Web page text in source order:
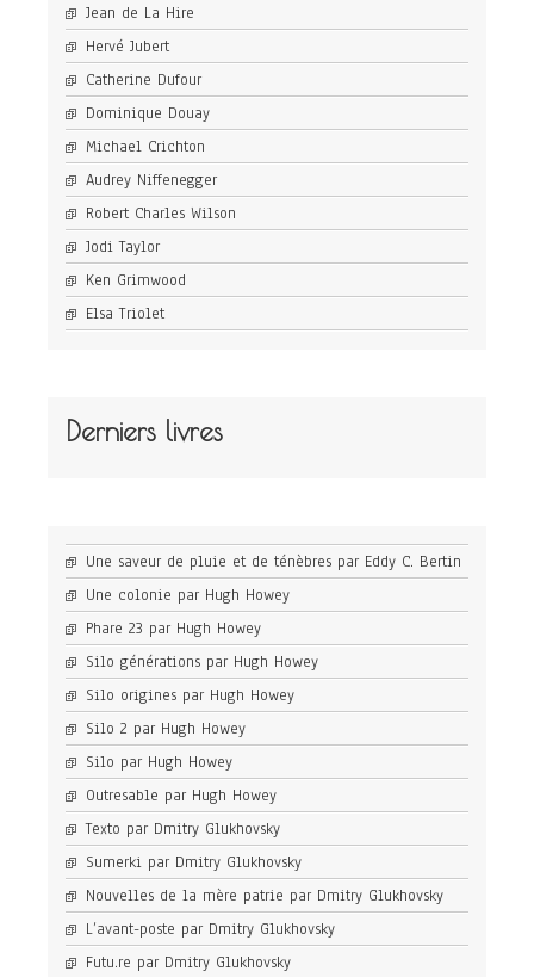
Jean de La Hire
Hervé Jubert
Catherine Dufour
Dominique Douay
Michael Crichton
Audrey Niffenegger
Robert Charles Wilson
Jodi Taylor
Ken Grimwood
Elsa Triolet
Derniers livres
Une saveur de pluie et de ténèbres par Eddy C. Bertin
Une colonie par Hugh Howey
Phare 23 par Hugh Howey
Silo générations par Hugh Howey
Silo origines par Hugh Howey
Silo 2 par Hugh Howey
Silo par Hugh Howey
Outresable par Hugh Howey
Texto par Dmitry Glukhovsky
Sumerki par Dmitry Glukhovsky
Nouvelles de la mère patrie par Dmitry Glukhovsky
L’avant-poste par Dmitry Glukhovsky
Futu.re par Dmitry Glukhovsky